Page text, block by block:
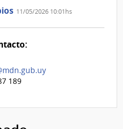
11/05/2026 10:01hs
189